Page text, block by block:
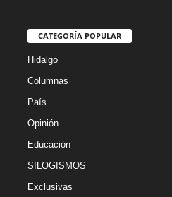
CATEGORÍA POPULAR
Hidalgo
Columnas
País
Opinión
Educación
SILOGISMOS
Exclusivas